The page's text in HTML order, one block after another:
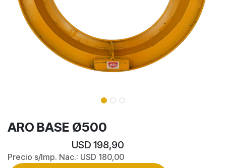
ARO BASE Ø500
USD 198,90
Precio s/Imp. Nac.: USD 180,00